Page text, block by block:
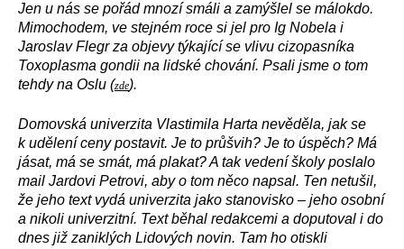
Jen u nás se pořád mnozí smáli a zamýšlel se málokdo.
Mimochodem, ve stejném roce si jel pro Ig Nobela i
Jaroslav Flegr za objevy týkající se vlivu cizopasníka
Toxoplasma gondii na lidské chování. Psali jsme o tom
tehdy na Oslu (zde).
Domovská univerzita Vlastimila Harta nevěděla, jak se
k udělení ceny postavit. Je to průšvih? Je to úspěch? Má
jásat, má se smát, má plakat? A tak vedení školy poslalo
mail Jardovi Petrovi, aby o tom něco napsal. Ten netušil,
že jeho text vydá univerzita jako stanovisko – jeho osobní
a nikoli univerzitní. Text běhal redakcemi a doputoval i do
dnes již zaniklých Lidových novin. Tam ho otiskli